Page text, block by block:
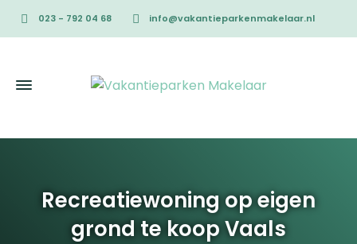
023 - 792 04 68 info@vakantieparkenmakelaar.nl
Recreatiewoning op eigen
grond te koop Vaals